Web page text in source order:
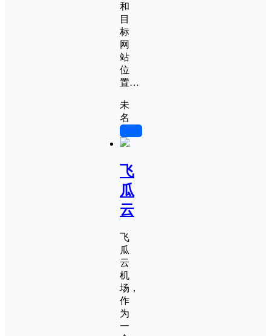
和
目
标
网
站
位
置…
未
名
飞
瓜
云
飞
瓜
云
机
场，
作
为
一